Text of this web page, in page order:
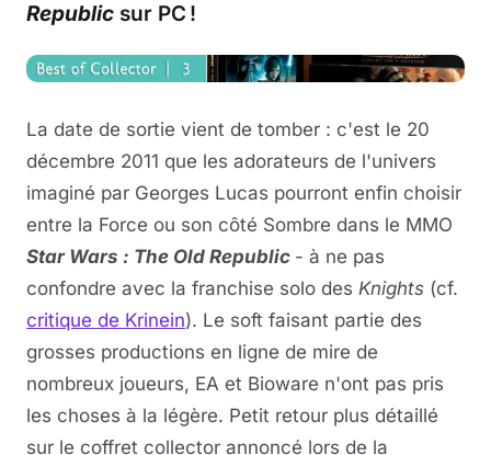
Republic sur PC !
La date de sortie vient de tomber : c'est le 20
décembre 2011 que les adorateurs de l'univers
imaginé par Georges Lucas pourront enfin choisir
entre la Force ou son côté Sombre dans le MMO
Star Wars : The Old Republic - à ne pas
confondre avec la franchise solo des Knights (cf.
critique de Krinein). Le soft faisant partie des
grosses productions en ligne de mire de
nombreux joueurs, EA et Bioware n'ont pas pris
les choses à la légère. Petit retour plus détaillé
sur le coffret collector annoncé lors de la